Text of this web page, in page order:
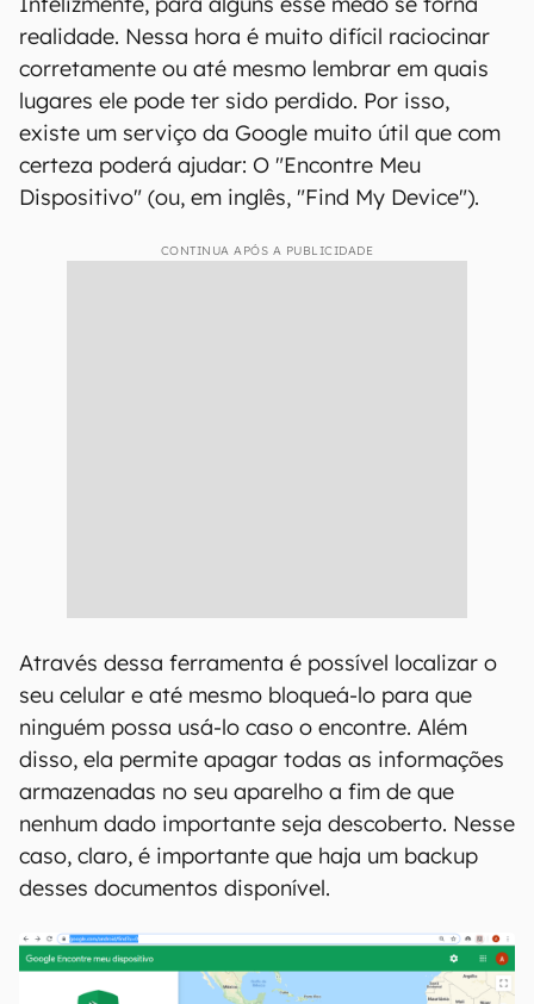
realidade. Nessa hora é muito difícil raciocinar
corretamente ou até mesmo lembrar em quais
lugares ele pode ter sido perdido. Por isso,
existe um serviço da Google muito útil que com
certeza poderá ajudar: O "Encontre Meu
Dispositivo" (ou, em inglês, "Find My Device").
CONTINUA APÓS A PUBLICIDADE
Através dessa ferramenta é possível localizar o
seu celular e até mesmo bloqueá-lo para que
ninguém possa usá-lo caso o encontre. Além
disso, ela permite apagar todas as informações
armazenadas no seu aparelho a fim de que
nenhum dado importante seja descoberto. Nesse
caso, claro, é importante que haja um backup
desses documentos disponível.